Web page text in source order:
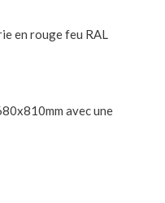
en rouge feu RAL
avec une